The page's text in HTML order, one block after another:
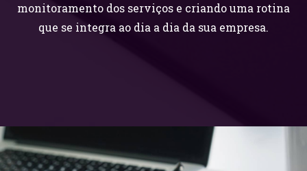
monitoramento dos serviços e criando uma rotina
que se integra ao dia a dia da sua empresa.